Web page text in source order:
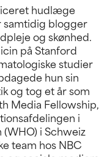
hudlæge
samtidig blogger
og skønhed.
på Stanford
studier
hun sin
og tog et år som
Media Fellowship,
i
i Schweiz
team hos NBC